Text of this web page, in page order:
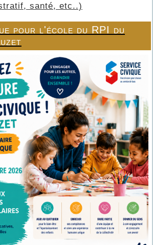
santé, etc..)
pour l'école du RPI du